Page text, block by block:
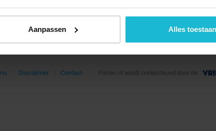
Aanpassen Alles toestaan
Disclaimer Contact Forten.nl wordt ondersteund door de